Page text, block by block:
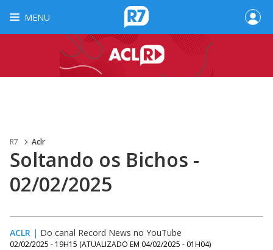
MENU
R7 Aclr
Soltando os Bichos -
02/02/2025
ACLR | Do canal Record News no YouTube
02/02/2025 - 19H15 (ATUALIZADO EM 04/02/2025 - 01H04)